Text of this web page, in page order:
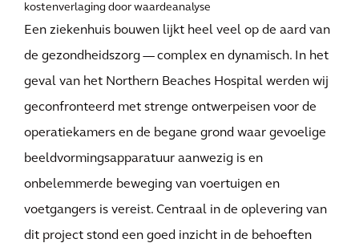
kostenverlaging door waardeanalyse
Een ziekenhuis bouwen lijkt heel veel op de aard van
de gezondheidszorg — complex en dynamisch. In het
geval van het Northern Beaches Hospital werden wij
geconfronteerd met strenge ontwerpeisen voor de
operatiekamers en de begane grond waar gevoelige
beeldvormingsapparatuur aanwezig is en
onbelemmerde beweging van voertuigen en
voetgangers is vereist. Centraal in de oplevering van
dit project stond een goed inzicht in de behoeften